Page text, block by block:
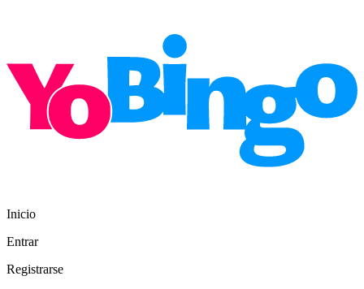
Inicio
Entrar
Registrarse